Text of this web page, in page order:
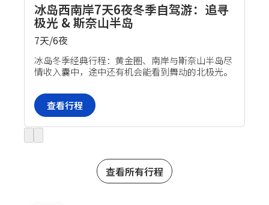
自驾套餐
冰岛西南岸7天6夜冬季自驾游：追寻
极光 & 斯奈山半岛
7天/6夜
冰岛冬季经典行程：黄金圈、南岸与斯奈山半岛尽
情收入囊中，途中还有机会能看到舞动的北极光。
查看行程
slideslide
查看所有行程